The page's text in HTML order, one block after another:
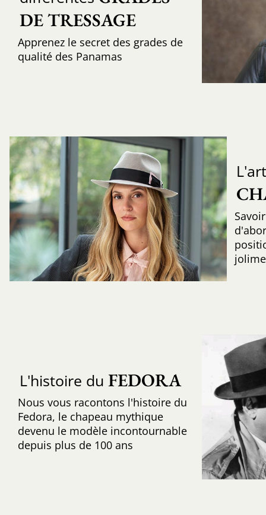
DE TRESSAGE
Apprenez le secret des grades de
qualité des Panamas
L'histoire du FEDORA
Nous vous racontons l'histoire du
Fedora, le chapeau mythique
devenu le modèle incontournable
depuis plus de 100 ans